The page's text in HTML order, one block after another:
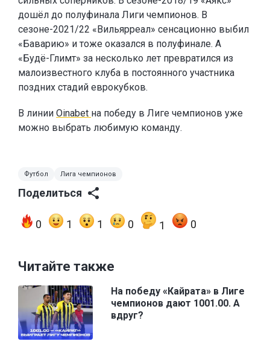
дошёл до полуфинала Лиги чемпионов. В
сезоне-2021/22 «Вильярреал» сенсационно выбил
«Баварию» и тоже оказался в полуфинале. А
«Будё-Глимт» за несколько лет превратился из
малоизвестного клуба в постоянного участника
поздних стадий еврокубков.
В линии Oinabet на победу в Лиге чемпионов уже
можно выбрать любимую команду.
Футбол Лига чемпионов
Поделиться
0 1 1 0 1 0
Читайте также
На победу «Кайрата» в Лиге
чемпионов дают 1001.00. А
вдруг?